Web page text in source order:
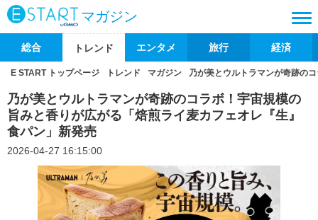
マガジン
総合 トレンド エンタメ 旅行 経済
E START トップページ トレンド マガジン 乃が美とウルトラマンが奇跡の
乃が美とウルトラマンが奇跡のコラボ！宇宙規模の
旨みと香りが広がる「焙煎ライ麦カフェオレ『生』
食パン」新発売
2026-04-27 16:15:00